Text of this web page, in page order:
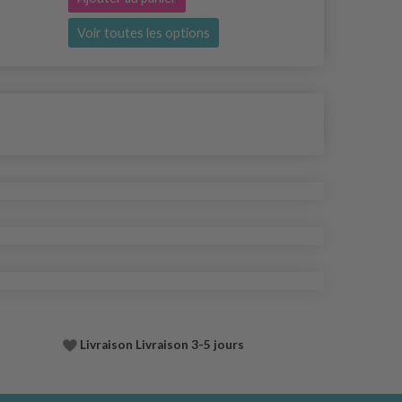
Voir toutes les options
Livraison Livraison 3-5 jours